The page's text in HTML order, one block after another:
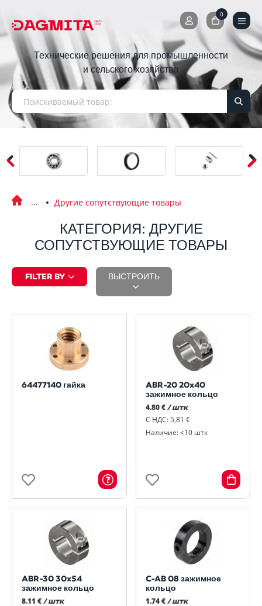
0
0
Технические решения для промышленности
и сельского хозяйства
Другие сопутствующие товары
КАТЕГОРИЯ: ДРУГИЕ
СОПУТСТВУЮЩИЕ ТОВАРЫ
FILTER BY ВЫСТРОИТЬ
64477140 гайка
ABR-20 20x40
зажимное кольцо
4.80 € / штк
С НДС: 5,81 €
Наличие: <10 штк
ABR-30 30x54
зажимное кольцо
8.11 €/ штк
C-AB 08 зажимное
кольцо
1.74 € / штк